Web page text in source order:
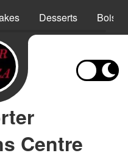
Desserts
Centre